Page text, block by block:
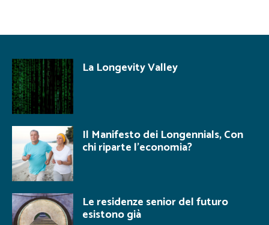
La Longevity Valley
Il Manifesto dei Longennials, Con
chi riparte l’economia?
Le residenze senior del futuro
esistono già